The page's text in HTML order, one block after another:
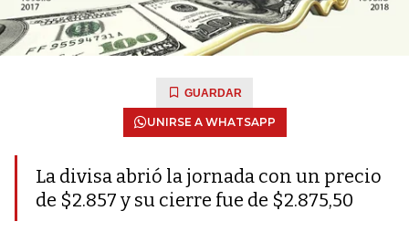
GUARDAR
UNIRSE A WHATSAPP
La divisa abrió la jornada con un precio
de $2.857 y su cierre fue de $2.875,50